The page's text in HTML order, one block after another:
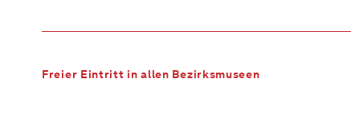
Freier Eintritt in allen Bezirksmuseen